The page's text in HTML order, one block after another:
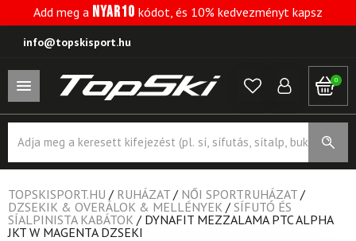
Add meg a NYAR10 kódot, és 10% kedvezményt kapsz
info@topskisport.hu
0
search
TOPSKISPORT.HU / RUHÁZAT / NŐI SPORTRUHÁZAT /
DZSEKIK & OVERÁLOK & MELLÉNYEK / SÍFUTÓ ÉS
SÍALPINISTA KABÁTOK / DYNAFIT MEZZALAMA PTC ALPHA
JKT W MAGENTA DZSEKI